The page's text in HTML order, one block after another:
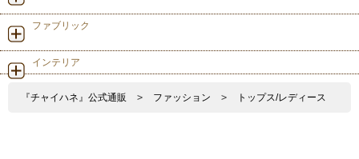
ファブリック
インテリア
『チャイハネ』公式通販 > ファッション > トップス/レディース